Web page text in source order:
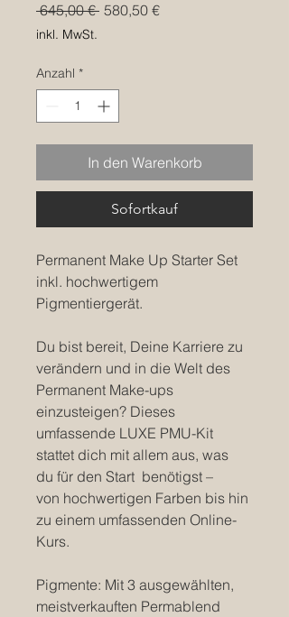
645,00 € Standardpreis
580,50 €Sale-
inkl. MwSt.
Anzahl *
In den Warenkorb
Sofortkauf
Permanent Make Up Starter Set
inkl. hochwertigem
Pigmentiergerät.
Du bist bereit, Deine Karriere zu
verändern und in die Welt des
Permanent Make-ups
einzusteigen? Dieses
umfassende LUXE PMU-Kit
stattet dich mit allem aus, was
du für den Start benötigst –
von hochwertigen Farben bis hin
zu einem umfassenden Online-
Kurs.
Pigmente: Mit 3 ausgewählten,
meistverkauften Permablend